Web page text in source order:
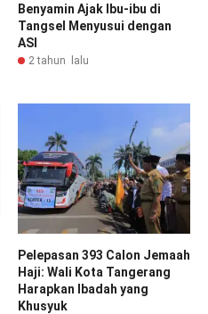
Benyamin Ajak Ibu-ibu di
Tangsel Menyusui dengan
ASI
2 tahun lalu
Pelepasan 393 Calon Jemaah
Haji: Wali Kota Tangerang
Harapkan Ibadah yang
Khusyuk